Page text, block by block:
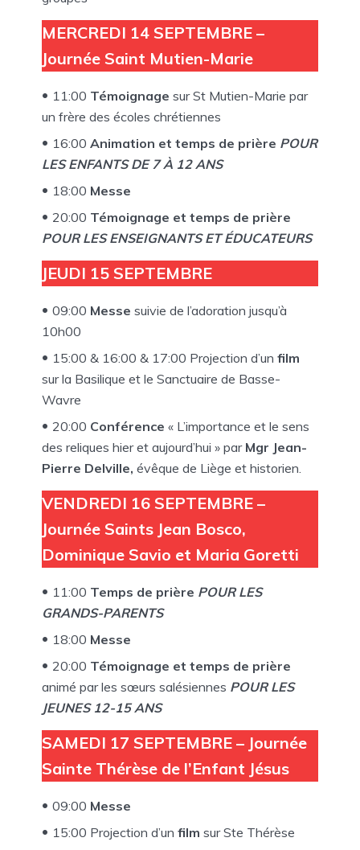
MERCREDI 14 SEPTEMBRE –
Journée Saint Mutien-Marie
11:00 Témoignage sur St Mutien-Marie par
un frère des écoles chrétiennes
16:00 Animation et temps de prière POUR
LES ENFANTS DE 7 À 12 ANS
18:00 Messe
20:00 Témoignage et temps de prière
POUR LES ENSEIGNANTS ET ÉDUCATEURS
JEUDI 15 SEPTEMBRE
09:00 Messe suivie de l’adoration jusqu’à
10h00
15:00 & 16:00 & 17:00 Projection d’un film
sur la Basilique et le Sanctuaire de Basse-
Wavre
20:00 Conférence « L’importance et le sens
des reliques hier et aujourd’hui » par Mgr Jean-
Pierre Delville, évêque de Liège et historien.
VENDREDI 16 SEPTEMBRE –
Journée Saints Jean Bosco,
Dominique Savio et Maria Goretti
11:00 Temps de prière POUR LES
GRANDS-PARENTS
18:00 Messe
20:00 Témoignage et temps de prière
animé par les sœurs salésiennes POUR LES
JEUNES 12-15 ANS
SAMEDI 17 SEPTEMBRE – Journée
Sainte Thérèse de l’Enfant Jésus
09:00 Messe
15:00 Projection d’un film sur Ste Thérèse